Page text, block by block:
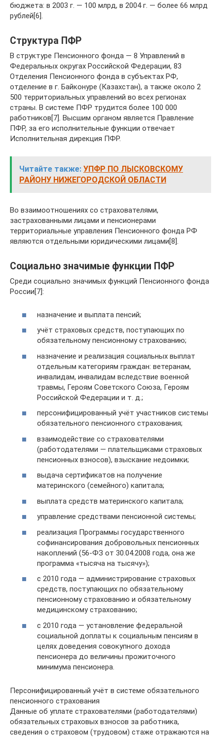
бюджета: в 2003 г. — 100 млрд, в 2004 г. — более 66 млрд
рублей[6].
Структура ПФР
В структуре Пенсионного фонда — 8 Управлений в
Федеральных округах Российской Федерации, 83
Отделения Пенсионного фонда в субъектах РФ,
отделение в г. Байконуре (Казахстан), а также около 2
500 территориальных управлений во всех регионах
страны. В системе ПФР трудится более 100 000
работников[7]. Высшим органом является Правление
ПФР, за его исполнительные функции отвечает
Исполнительная дирекция ПФР.
Читайте также: УПФР ПО ЛЫСКОВСКОМУ
РАЙОНУ НИЖЕГОРОДСКОЙ ОБЛАСТИ
Во взаимоотношениях со страхователями,
застрахованными лицами и пенсионерами
территориальные управления Пенсионного фонда РФ
являются отдельными юридическими лицами[8].
Социально значимые функции ПФР
Среди социально значимых функций Пенсионного фонда
России[7]:
назначение и выплата пенсий;
учёт страховых средств, поступающих по
обязательному пенсионному страхованию;
назначение и реализация социальных выплат
отдельным категориям граждан: ветеранам,
инвалидам, инвалидам вследствие военной
травмы, Героям Советского Союза, Героям
Российской Федерации и т. д.;
персонифицированный учёт участников системы
обязательного пенсионного страхования;
взаимодействие со страхователями
(работодателями — плательщиками страховых
пенсионных взносов), взыскание недоимки;
выдача сертификатов на получение
материнского (семейного) капитала;
выплата средств материнского капитала;
управление средствами пенсионной системы;
реализация Программы государственного
софинансирования добровольных пенсионных
накоплений (56-ФЗ от 30.04.2008 года, она же
программа «тысяча на тысячу»);
с 2010 года — администрирование страховых
средств, поступающих по обязательному
пенсионному страхованию и обязательному
медицинскому страхованию;
с 2010 года — установление федеральной
социальной доплаты к социальным пенсиям в
целях доведения совокупного дохода
пенсионера до величины прожиточного
минимума пенсионера.
Персонифицированный учёт в системе обязательного
пенсионного страхования
Данные об уплате страхователями (работодателями)
обязательных страховых взносов за работника,
сведения о страховом (трудовом) стаже отражаются на